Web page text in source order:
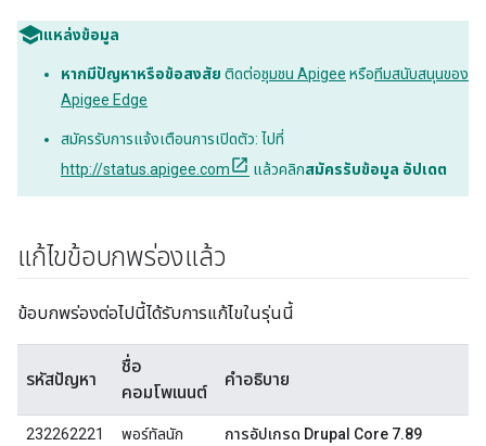
แหล่งข้อมูล
หากมีปัญหาหรือข้อสงสัย ติดต่อชุมชน Apigee หรือทีมสนับสนุนของ
Apigee Edge
สมัครรับการแจ้งเตือนการเปิดตัว: ไปที่
http://status.apigee.com
แล้วคลิกสมัครรับข้อมูล อัปเดต
แก้ไขข้อบกพร่องแล้ว
ข้อบกพร่องต่อไปนี้ได้รับการแก้ไขในรุ่นนี้
รหัสปัญหา
ชื่อ
คอมโพเนนต์
คำอธิบาย
232262221
พอร์ทัลนัก
การอัปเกรด Drupal Core 7.89